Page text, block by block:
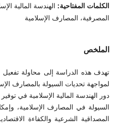
الكلمات المفتاحية: الهندسة المالية
المصرفية، المصارف الإسلامية
الملخص
تهدف هذه الدراسة إلى محاولة تفعيل
لمواجهة تحديات السيولة بالمصارف
دور الهندسة المالية الإسلامية في
السيولة في المصارف الإسلامية،
المصداقية الشرعية والكفاءة